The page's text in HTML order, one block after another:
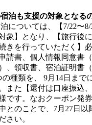
泊も支援の対象となる
については、【7/22〜
象】となり、【旅行後
きを行っていただく】
書、個人情報同意書
、領収書、宿泊証明書
種類を、 9月14日まで
また【還付は口座振込
です。なおクーポン発
とのことで、7月27日以
さい。